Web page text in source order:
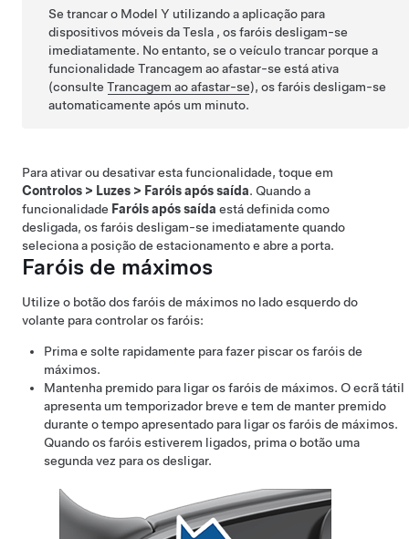
Se trancar o Model Y utilizando a aplicação para
dispositivos móveis da Tesla , os faróis desligam-se
imediatamente. No entanto, se o veículo trancar porque a
funcionalidade Trancagem ao afastar-se está ativa
(consulteTrancagem ao afastar-se), os faróis desligam-se
automaticamente após um minuto.
Para ativar ou desativar esta funcionalidade, toque em
Controlos > Luzes > Faróis após saída. Quando a
funcionalidade Faróis após saída está definida como
desligada, os faróis desligam-se imediatamente quando
seleciona a posição de estacionamento e abre a porta.
Faróis de máximos
Utilize o botão dos faróis de máximos no lado esquerdo do
volante para controlar os faróis:
Prima e solte rapidamente para fazer piscar os faróis de
máximos.
Mantenha premido para ligar os faróis de máximos. O ecrã tátil
apresenta um temporizador breve e tem de manter premido
durante o tempo apresentado para ligar os faróis de máximos.
Quando os faróis estiverem ligados, prima o botão uma
segunda vez para os desligar.